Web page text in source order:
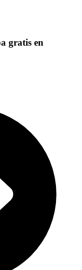
gratis en